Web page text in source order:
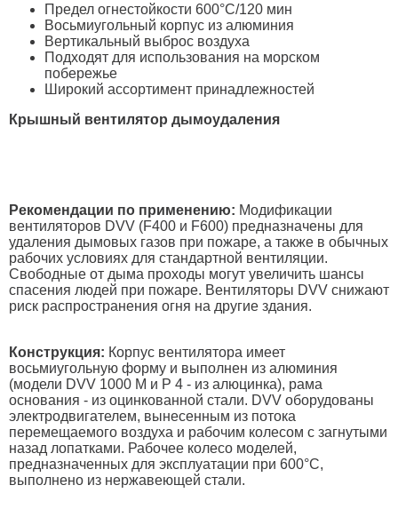
Предел огнестойкости 600°C/120 мин
Восьмиугольный корпус из алюминия
Вертикальный выброс воздуха
Подходят для использования на морском
побережье
Широкий ассортимент принадлежностей
Крышный вентилятор дымоудаления
Рекомендации по применению: Модификации
вентиляторов DVV (F400 и F600) предназначены для
удаления дымовых газов при пожаре, а также в обычных
рабочих условиях для стандартной вентиляции.
Свободные от дыма проходы могут увеличить шансы
спасения людей при пожаре. Вентиляторы DVV снижают
риск распространения огня на другие здания.
Конструкция: Корпус вентилятора имеет
восьмиугольную форму и выполнен из алюминия
(модели DVV 1000 M и P 4 - из алюцинка), рама
основания - из оцинкованной стали. DVV оборудованы
электродвигателем, вынесенным из потока
перемещаемого воздуха и рабочим колесом с загнутыми
назад лопатками. Рабочее колесо моделей,
предназначенных для эксплуатации при 600°С,
выполнено из нержавеющей стали.